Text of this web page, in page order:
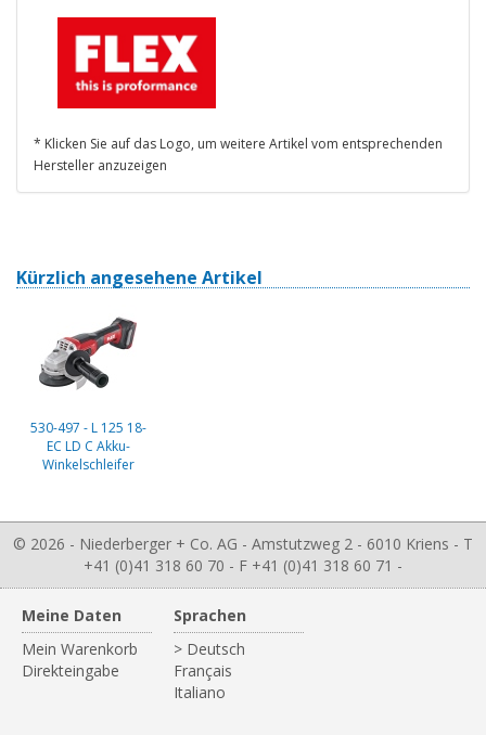
* Klicken Sie auf das Logo, um weitere Artikel vom entsprechenden
Hersteller anzuzeigen
Kürzlich angesehene Artikel
530-497 - L 125 18-
EC LD C Akku-
Winkelschleifer
© 2026 - Niederberger + Co. AG - Amstutzweg 2 - 6010 Kriens - T
+41 (0)41 318 60 70 - F +41 (0)41 318 60 71 -
Meine Daten
Mein Warenkorb
Direkteingabe
Sprachen
> Deutsch
Français
Italiano